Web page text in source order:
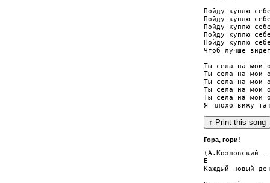
Пойду куплю
Пойду куплю
Пойду куплю
Пойду куплю
Пойду куплю
Чтоб лучше
Ты села на мои
Ты села на мои
Ты села на мои
Ты села на мои
Ты села на мои
Гора, гори!
(А.Козловский -
E
Кaждый нoвый